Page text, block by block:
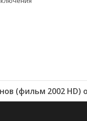
(фильм 2002 HD)